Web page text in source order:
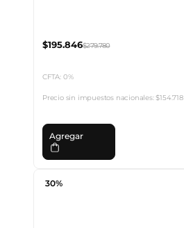
$195.846$279.780
CFTA: 0%
Precio sin impuestos nacionales:$154.718
Agregar
30%